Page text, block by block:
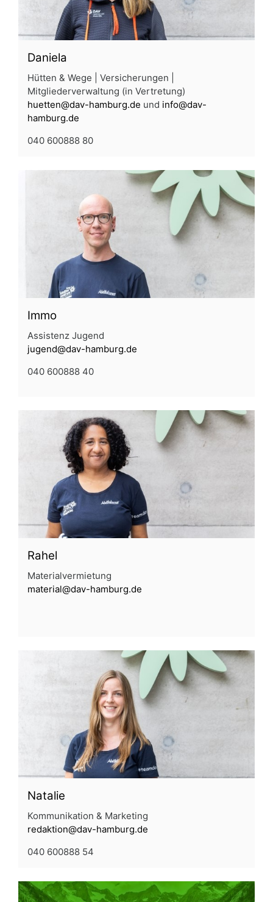
Daniela
Hütten & Wege | Versicherungen |
Mitgliederverwaltung (in Vertretung)
huetten@dav-hamburg.de und info@dav-
hamburg.de
040 600888 80
Immo
Assistenz Jugend
jugend@dav-hamburg.de
040 600888 40
Rahel
Materialvermietung
material@dav-hamburg.de
Natalie
Kommunikation & Marketing
redaktion@dav-hamburg.de
040 600888 54